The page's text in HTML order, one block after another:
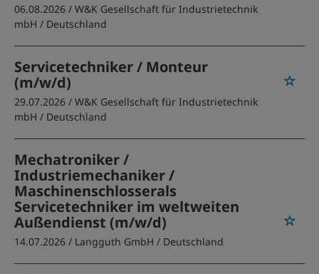
06.08.2026 / W&K Gesellschaft für Industrietechnik
mbH / Deutschland
Servicetechniker / Monteur
(m/w/d)
29.07.2026 / W&K Gesellschaft für Industrietechnik
mbH / Deutschland
Mechatroniker /
Industriemechaniker /
Maschinenschlosserals
Servicetechniker im weltweiten
Außendienst (m/w/d)
14.07.2026 / Langguth GmbH / Deutschland